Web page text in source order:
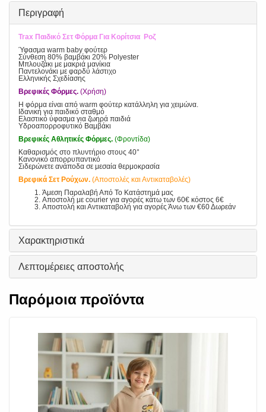
Περιγραφή
Trax Παιδικό Σετ Φόρμα Για Κορίτσια Ροζ
Ύφασμα warm baby φούτερ
Σύνθεση 80% βαμβάκι 20% Polyester
Μπλουζάκι με μακριά μανίκια
Παντελονάκι με φαρδύ λάστιχο
Ελληνικής Σχεδίασης
Βρεφικές Φόρμες. (Χρήση)
Η φόρμα είναι από warm φούτερ κατάλληλη για χειμώνα.
Ιδανική για παιδικό σταθμό
Ελαστικό ύφασμα για ζωηρά παιδιά
Υδροαπορροφυτικό Βαμβάκι
Βρεφικές Αθλητικές Φόρμες. (Φροντίδα)
Καθαρισμός στο πλυντήριο στους 40°
Κανονικό απορρυπαντικό
Σιδερώνετε ανάποδα σε μεσαία θερμοκρασία
Βρεφικά Σετ Ρούχων. (Αποστολές και Αντικαταβολές)
Άμεση Παραλαβή Από Το Κατάστημά μας
Αποστολή με courier για αγορές κάτω των 60€ κόστος 6€
Αποστολή και Αντικαταβολή για αγορές Άνω των €60 Δωρεάν
Χαρακτηριστικά
Λεπτομέρειες αποστολής
Παρόμοια προϊόντα